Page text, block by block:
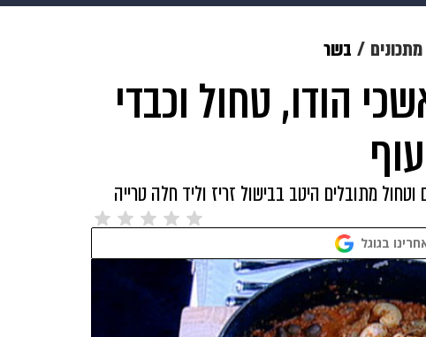
צבא וביטחון makoZ
משפט תשעה חודשים מתכונים פרויקטים מיוחדים
מתכונים בשר
הודו, טחול וכבדי
עוף
מתובלים היטב בבישול זריז וליד חלה טרייה
בגוגל